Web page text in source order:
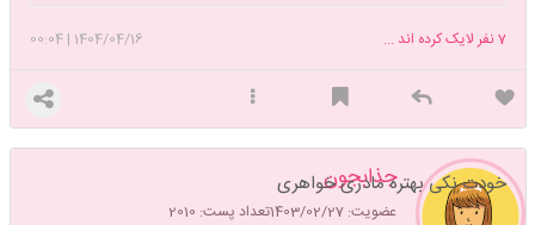
1404/04/16
|
00:04 7نفر لایک کرده اند ...
جذابجون
عضویت: 1403/02/27 تعداد پست: 2010
خودت نکی بهتره مادری خواهری